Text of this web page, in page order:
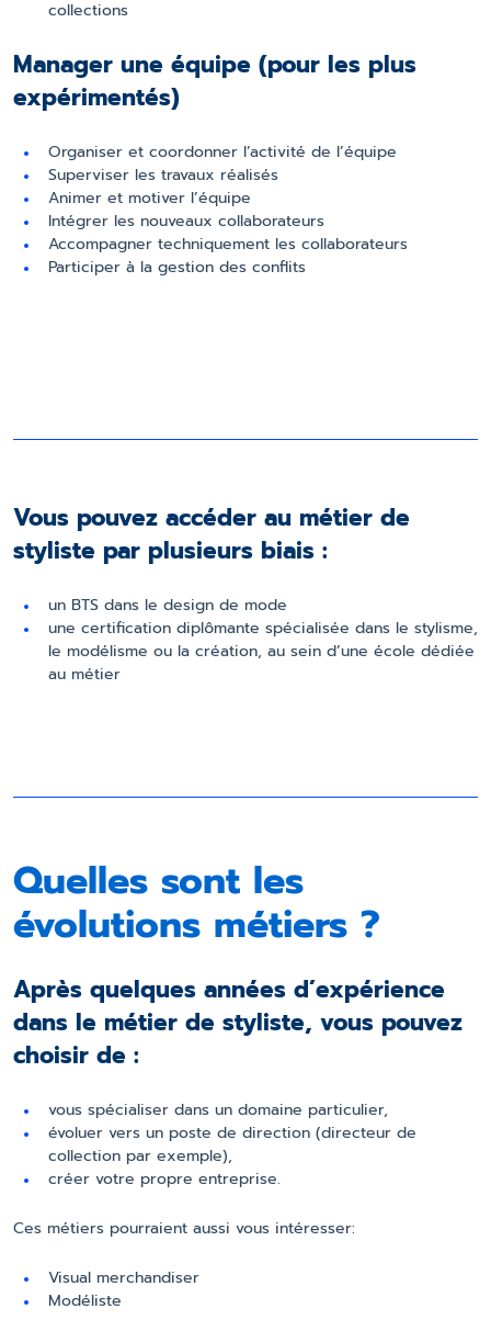
collections
Manager une équipe (pour les plus
expérimentés)
Organiser et coordonner l’activité de l’équipe
Superviser les travaux réalisés
Animer et motiver l’équipe
Intégrer les nouveaux collaborateurs
Accompagner techniquement les collaborateurs
Participer à la gestion des conflits
Vous pouvez accéder au métier de
styliste par plusieurs biais :
un BTS dans le design de mode
une certification diplômante spécialisée dans le stylisme,
le modélisme ou la création, au sein d’une école dédiée
au métier
Quelles sont les
évolutions métiers ?
Après quelques années d’expérience
dans le métier de styliste, vous pouvez
choisir de :
vous spécialiser dans un domaine particulier,
évoluer vers un poste de direction (directeur de
collection par exemple),
créer votre propre entreprise.
Ces métiers pourraient aussi vous intéresser:
Visual merchandiser
Modéliste